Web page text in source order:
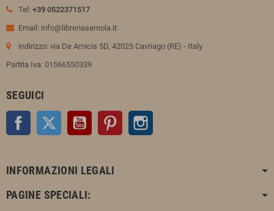
Tel: +39 0522371517
Email: info@libreriasemola.it
indirizzo: via De Amicis 5D, 42025 Cavriago (RE) - Italy
Partita Iva: 01566550339
SEGUICI
Facebook Twitter YouTube Pinterest
INFORMAZIONI LEGALI
PAGINE SPECIALI: